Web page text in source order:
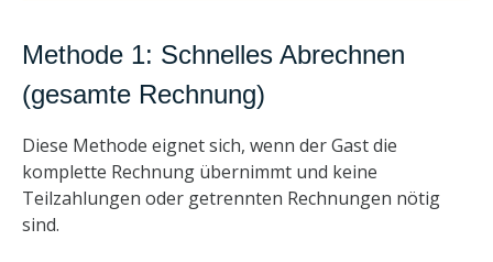
Methode 1: Schnelles Abrechnen
(gesamte Rechnung)
Diese Methode eignet sich, wenn der Gast die
komplette Rechnung übernimmt und keine
Teilzahlungen oder getrennten Rechnungen nötig
sind.